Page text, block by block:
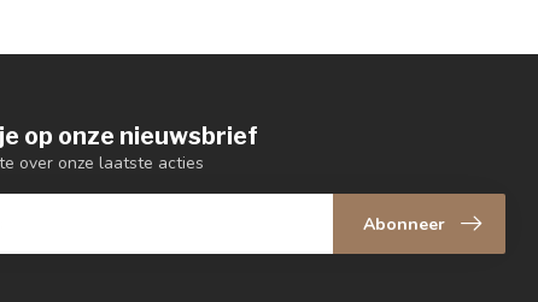
op onze nieuwsbrief
over onze laatste acties
Abonneer